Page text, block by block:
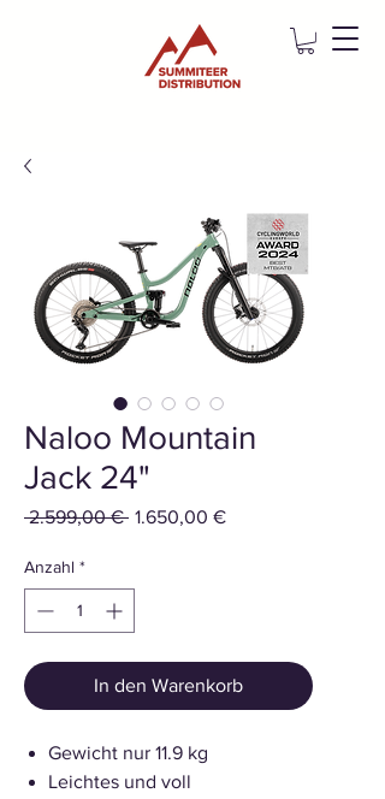
Naloo Mountain
Jack 24"
2.599,00 € Standardpreis
1.650,00 €Sale-
Anzahl *
In den Warenkorb
Gewicht nur 11.9 kg
Leichtes und voll